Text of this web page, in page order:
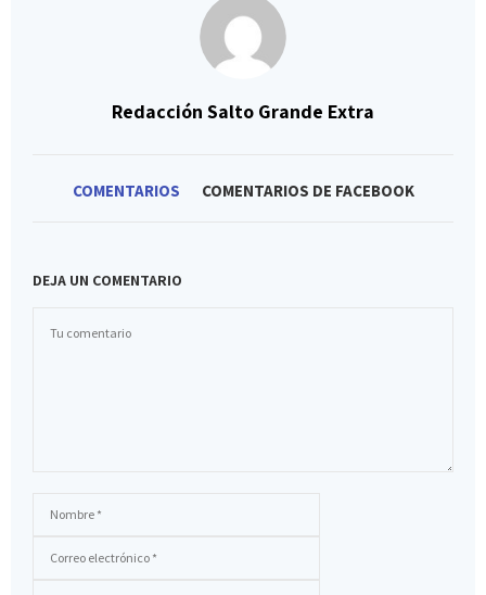
Redacción Salto Grande Extra
COMENTARIOS COMENTARIOS DE FACEBOOK
DEJA UN COMENTARIO